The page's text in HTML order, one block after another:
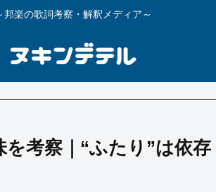
邦楽の歌詞考察・解釈メディア～
考察｜“ふたり”は依存